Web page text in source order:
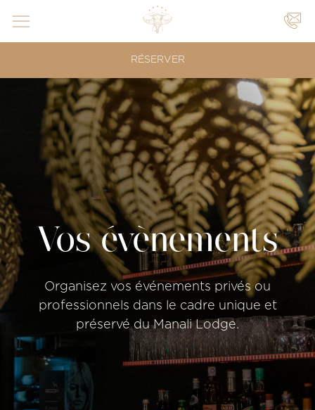
RÉSERVER
Vos évènements
Organisez vos événements privés ou
professionnels dans le cadre unique et
préservé du Manali Lodge.